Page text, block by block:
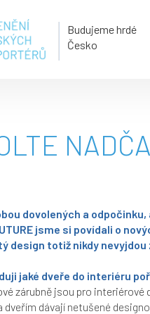
Budujeme hrdé
Česko
dovolených a
jsme si povídali o
design totiž nikdy nevyjdou
jaké dveře do interiéru
zárubně jsou pro
dveřím dávají netušené